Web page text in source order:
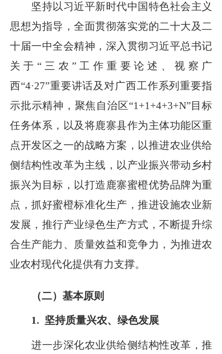
坚持以习近平新时代中国特色社会主义
思想为指导，全面贯彻落实党的二十大及二
十届一中全会精神，深入贯彻习近平总书记
关于 “三农 ” 工作重要论述、视察广
西“4·27”重要讲话及对广西工作系列重要指
示批示精神 ， 聚焦自治区“1+1+4+3+N”目标
任务体系，以及将鹿寨县作为主体功能区重
点开发区之一的战略方案 ， 以推进农业供给
侧结构性改革为主线，以产业振兴带动乡村
振兴为目标，以打造鹿寨蜜橙优势品牌为重
点，抓好蜜橙标准化生产，推进设施农业新
发展，推行产业绿色生产方式，不断提升综
合生产能力、质量效益和竞争力， 为推进农
业农村现代化提供有力支撑。
（二）基本原则
1. 坚持质量兴农、绿色发展
进一步深化农业供给侧结构性改革，推